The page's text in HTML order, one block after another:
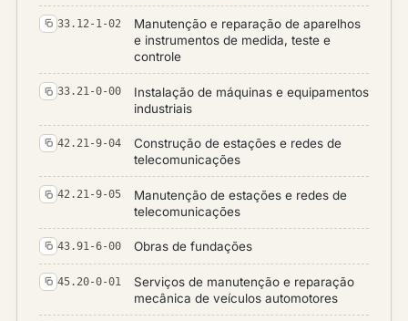
33.12-1-02
Manutenção e reparação de aparelhos
e instrumentos de medida, teste e
controle
33.21-0-00
Instalação de máquinas e equipamentos
industriais
42.21-9-04
Construção de estações e redes de
telecomunicações
42.21-9-05
Manutenção de estações e redes de
telecomunicações
43.91-6-00 Obras de fundações
45.20-0-01
Serviços de manutenção e reparação
mecânica de veículos automotores